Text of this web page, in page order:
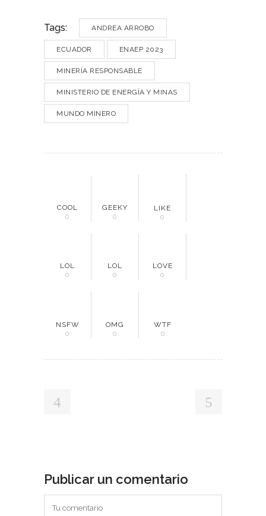
Tags: ANDREA ARROBO
ECUADOR ENAEP 2023
MINERÍA RESPONSABLE
MINISTERIO DE ENERGÍA Y MINAS
MUNDO MINERO
COOL
0
GEEKY
0
LIKE
0
LOL
0
LOL
0
LOVE
0
NSFW
0
OMG
0
WTF
0
Publicar un comentario